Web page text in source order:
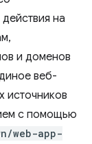
на
и доменов
веб-
источников
с помощью
web-app-